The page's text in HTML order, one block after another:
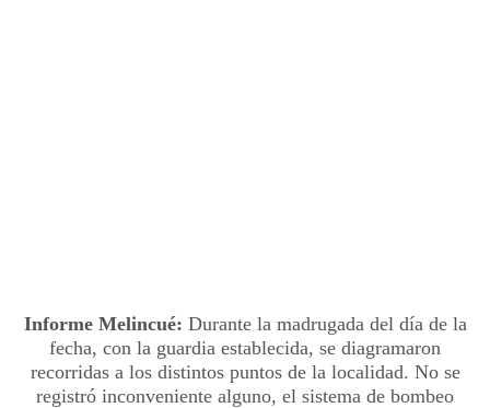
Informe Melincué: Durante la madrugada del día de la
fecha, con la guardia establecida, se diagramaron
recorridas a los distintos puntos de la localidad. No se
registró inconveniente alguno, el sistema de bombeo